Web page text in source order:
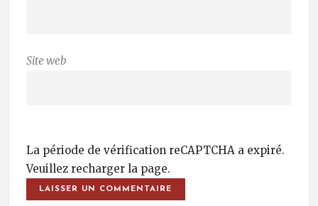
Site web
La période de vérification reCAPTCHA a expiré.
Veuillez recharger la page.